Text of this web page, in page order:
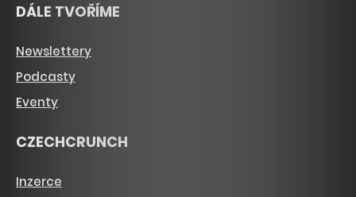
DÁLE TVOŘÍME
Newslettery
Podcasty
Eventy
CZECHCRUNCH
Inzerce